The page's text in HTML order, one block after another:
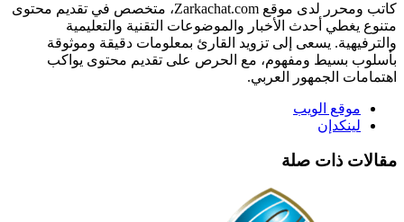
كاتب ومحرر لدى موقع Zarkachat.com، متخصص في تقديم محتوى
متنوع يغطي أحدث الأخبار والموضوعات التقنية والتعليمية
والترفيهية. يسعى إلى تزويد القارئ بمعلومات دقيقة وموثوقة
بأسلوب بسيط ومفهوم، مع الحرص على تقديم محتوى يواكب
اهتمامات الجمهور العربي.
موقع الويب
لينكدإن
مقالات ذات صلة